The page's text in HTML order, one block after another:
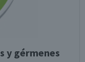
y gérmenes